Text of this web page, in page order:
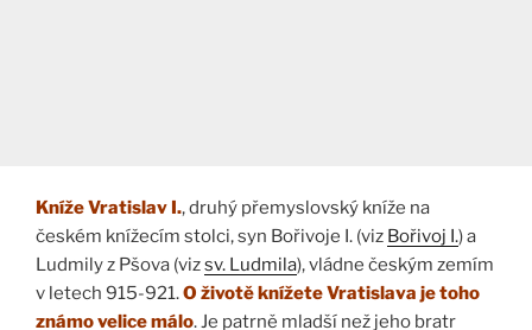
Kníže Vratislav I., druhý přemyslovský kníže na
českém knížecím stolci, syn Bořivoje I. (viz Bořivoj I.) a
Ludmily z Pšova (vizsv. Ludmila), vládne českým zemím
v letech 915-921.O životě knížete Vratislava je toho
známo velice málo. Je patrně mladší než jeho bratr